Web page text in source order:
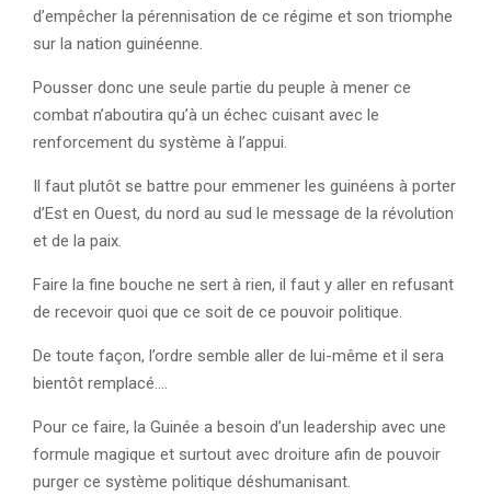
d’empêcher la pérennisation de ce régime et son triomphe
sur la nation guinéenne.
Pousser donc une seule partie du peuple à mener ce
combat n’aboutira qu’à un échec cuisant avec le
renforcement du système à l’appui.
Il faut plutôt se battre pour emmener les guinéens à porter
d’Est en Ouest, du nord au sud le message de la révolution
et de la paix.
Faire la fine bouche ne sert à rien, il faut y aller en refusant
de recevoir quoi que ce soit de ce pouvoir politique.
De toute façon, l’ordre semble aller de lui-même et il sera
bientôt remplacé….
Pour ce faire, la Guinée a besoin d’un leadership avec une
formule magique et surtout avec droiture afin de pouvoir
purger ce système politique déshumanisant.